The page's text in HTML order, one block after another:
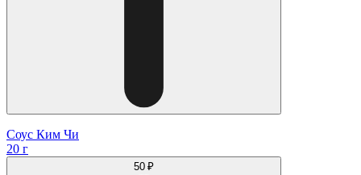
Соус Ким Чи
20 г
50 ₽